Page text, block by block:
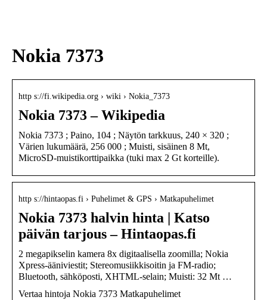
Nokia 7373
http s://fi.wikipedia.org › wiki › Nokia_7373
Nokia 7373 – Wikipedia
Nokia 7373 ; Paino, 104 ; Näytön tarkkuus, 240 × 320 ;
Värien lukumäärä, 256 000 ; Muisti, sisäinen 8 Mt,
MicroSD-muistikorttipaikka (tuki max 2 Gt korteille).
http s://hintaopas.fi › Puhelimet & GPS › Matkapuhelimet
Nokia 7373 halvin hinta | Katso
päivän tarjous – Hintaopas.fi
2 megapikselin kamera 8x digitaalisella zoomilla; Nokia
Xpress-ääniviestit; Stereomusiikkisoitin ja FM-radio;
Bluetooth, sähköposti, XHTML-selain; Muisti: 32 Mt …
Vertaa hintoja Nokia 7373 Matkapuhelimet